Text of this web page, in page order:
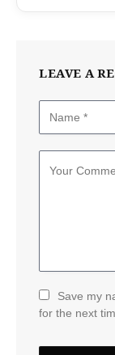
LEAVE A
Save my
for the next